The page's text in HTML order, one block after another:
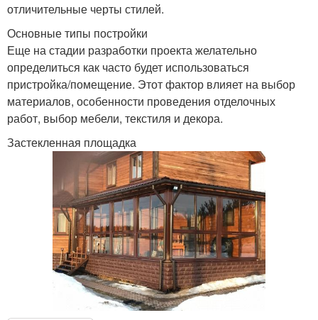
отличительные черты стилей.
Основные типы постройки
Еще на стадии разработки проекта желательно
определиться как часто будет использоваться
пристройка/помещение. Этот фактор влияет на выбор
материалов, особенности проведения отделочных
работ, выбор мебели, текстиля и декора.
Застекленная площадка